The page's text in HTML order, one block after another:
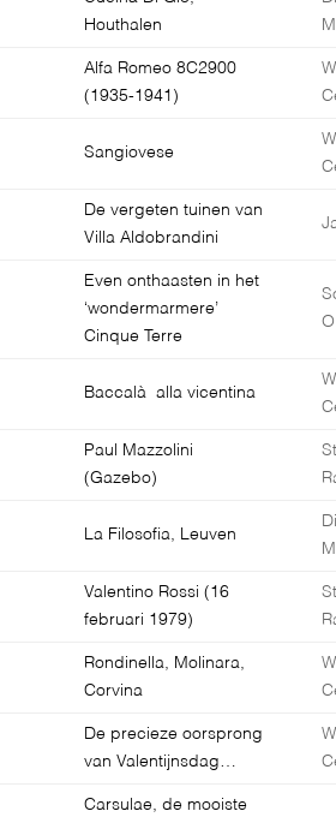
Houthalen
Alfa Romeo 8C2900
(1935-1941)
Sangiovese
De vergeten tuinen van
Villa Aldobrandini
Even onthaasten in het
‘wondermarmere’
Cinque Terre
Baccalà alla vicentina
Paul Mazzolini
(Gazebo)
La Filosofia, Leuven
Valentino Rossi (16
februari 1979)
Rondinella, Molinara,
Corvina
De precieze oorsprong
van Valentijnsdag…
Carsulae, de mooiste